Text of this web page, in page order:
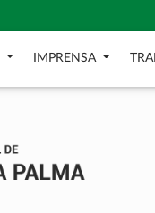
IMPRENSA